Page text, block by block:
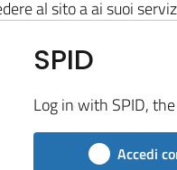
al sito a ai suoi
SPID
Log in with SPID,
Accedi